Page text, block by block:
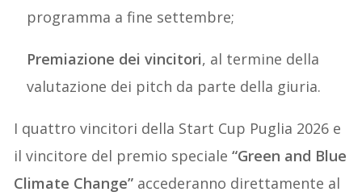
programma a fine settembre;
Premiazione dei vincitori, al termine della
valutazione dei pitch da parte della giuria.
I quattro vincitori della Start Cup Puglia 2026 e
il vincitore del premio speciale“Green and Blue
Climate Change” accederanno direttamente al